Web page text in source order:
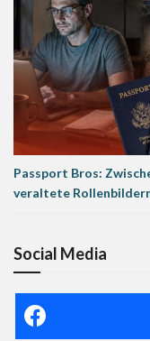
Passport Bros:
veraltete
Social Media